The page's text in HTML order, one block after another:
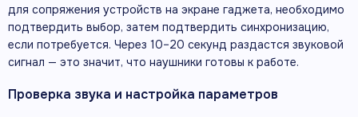
для сопряжения устройств на экране гаджета, необходимо
подтвердить выбор, затем подтвердить синхронизацию,
если потребуется. Через 10–20 секунд раздастся звуковой
сигнал — это значит, что наушники готовы к работе.
Проверка звука и настройка параметров